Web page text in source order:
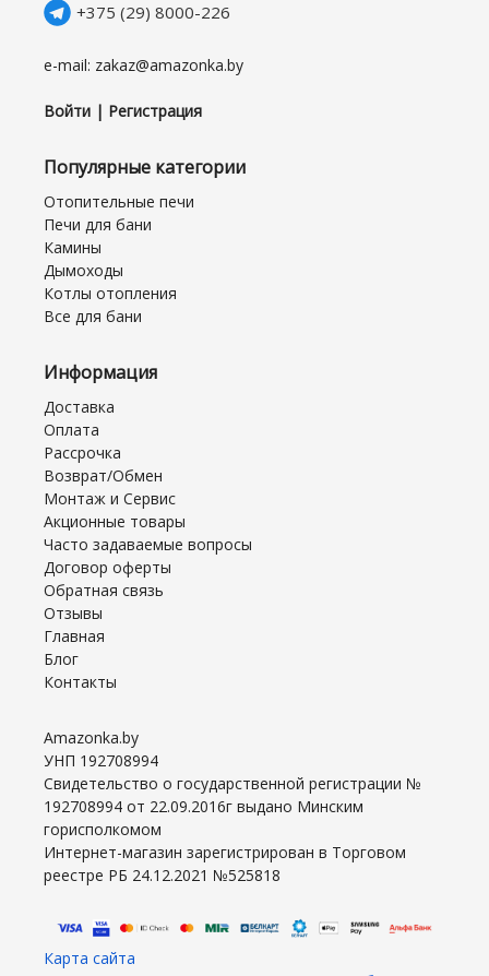
+375 (29) 8000-226
e-mail: zakaz@amazonka.by
Войти | Регистрация
Популярные категории
Отопительные печи
Печи для бани
Камины
Дымоходы
Котлы отопления
Все для бани
Информация
Доставка
Оплата
Рассрочка
Возврат/Обмен
Монтаж и Сервис
Акционные товары
Часто задаваемые вопросы
Договор оферты
Обратная связь
Отзывы
Главная
Блог
Контакты
Amazonka.by
УНП 192708994
Свидетельство о государственной регистрации №
192708994 от 22.09.2016г выдано Минским
горисполкомом
Интернет-магазин зарегистрирован в Торговом
реестре РБ 24.12.2021 №525818
Карта сайта